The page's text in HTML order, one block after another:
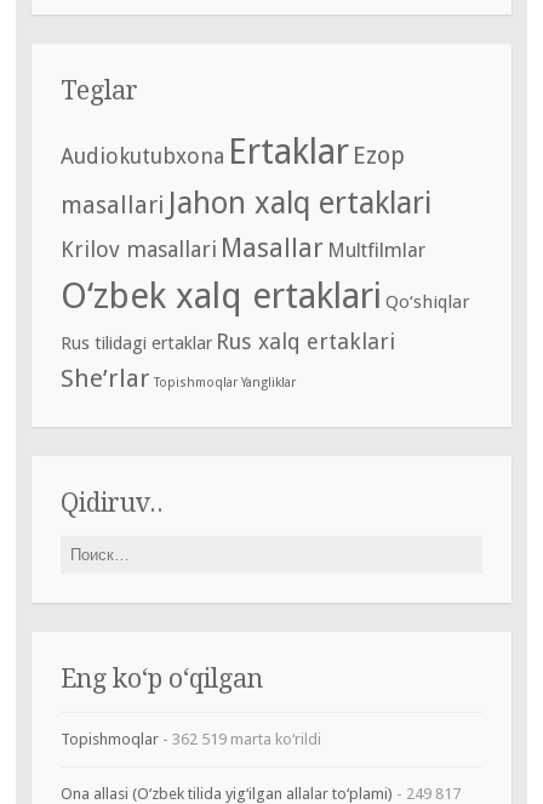
Teglar
Audiokutubxona Ertaklar Ezop
masallari Jahon xalq ertaklari
Krilov masallari Masallar Multfilmlar
O‘zbek xalq ertaklari Qo‘shiqlar
Rus tilidagi ertaklar Rus xalq ertaklari
She’rlar Topishmoqlar Yangliklar
Qidiruv..
Найти:
Eng ko‘p o‘qilgan
Topishmoqlar- 362 519 marta ko‘rildi
Ona allasi (O‘zbek tilida yig‘ilgan allalar to‘plami) - 249 817